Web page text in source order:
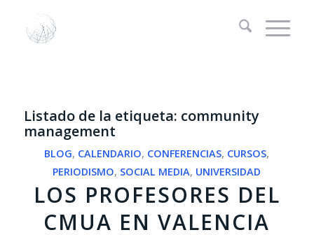
Listado de la etiqueta: community
management
BLOG, CALENDARIO, CONFERENCIAS, CURSOS,
PERIODISMO, SOCIAL MEDIA, UNIVERSIDAD
LOS PROFESORES DEL
CMUA EN VALENCIA